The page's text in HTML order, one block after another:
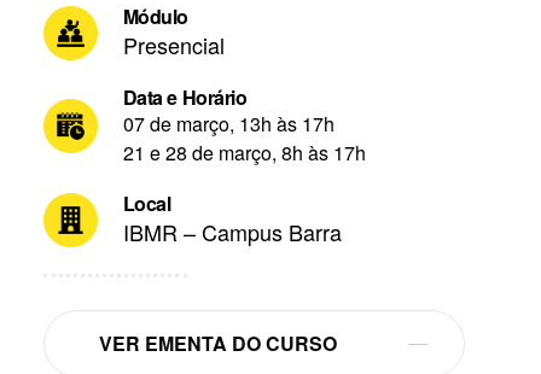
Módulo
Presencial
Data e Horário
07 de março, 13h às 17h
21 e 28 de março, 8h às 17h
Local
IBMR – Campus Barra
VER EMENTA DO CURSO